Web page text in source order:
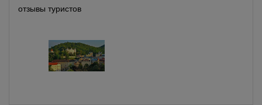
отзывы туристов